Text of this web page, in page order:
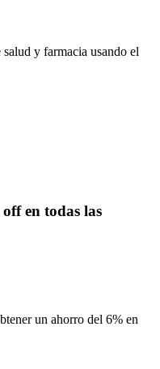
y farmacia usando el
en todas las
un ahorro del 6% en